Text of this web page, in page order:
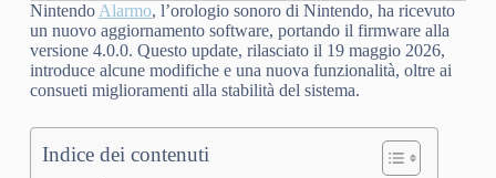
Nintendo Alarmo, l’orologio sonoro di Nintendo, ha ricevuto
un nuovo aggiornamento software, portando il firmware alla
versione 4.0.0. Questo update, rilasciato il 19 maggio 2026,
introduce alcune modifiche e una nuova funzionalità, oltre ai
consueti miglioramenti alla stabilità del sistema.
Indice dei contenuti